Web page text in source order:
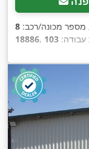
מספר מכונה/רכב: 8FBE20T-
18886
המזלג:1,200 מ"מ